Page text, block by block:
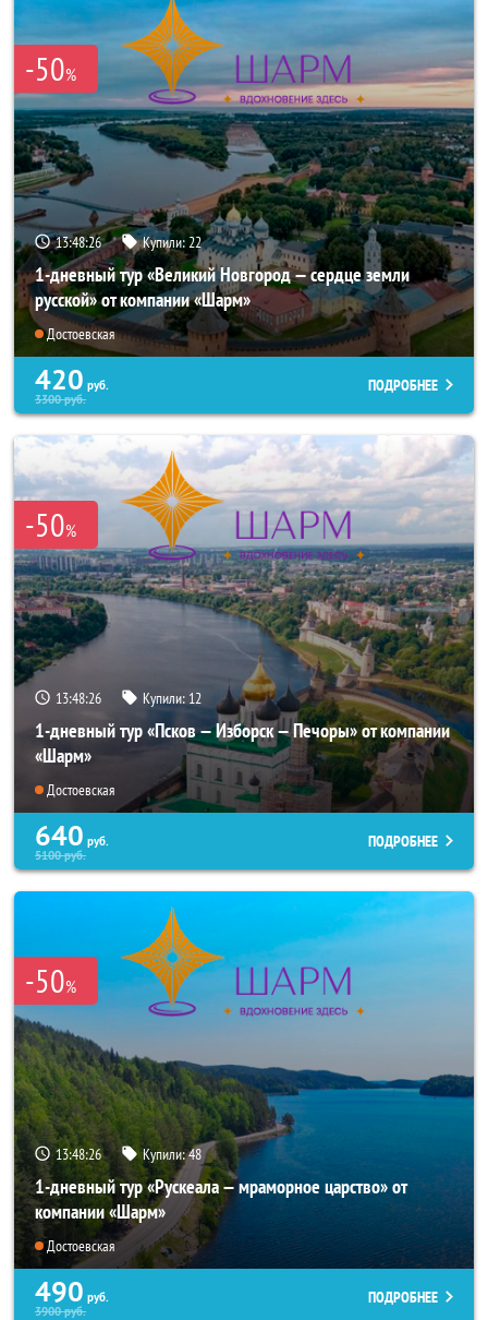
-50%
13:48:25 Купили: 22
1-дневный тур «Великий Новгород — сердце земли
русской» от компании «Шарм»
Достоевская
420 руб.
3300руб.
ПОДРОБНЕЕ
-50%
13:48:25 Купили: 12
1-дневный тур «Псков — Изборск — Печоры» от компании
«Шарм»
Достоевская
640 руб.
5100руб.
ПОДРОБНЕЕ
-50%
13:48:25 Купили:48
1-дневный тур «Рускеала — мраморное царство» от
компании «Шарм»
Достоевская
490 руб.
3900руб.
ПОДРОБНЕЕ